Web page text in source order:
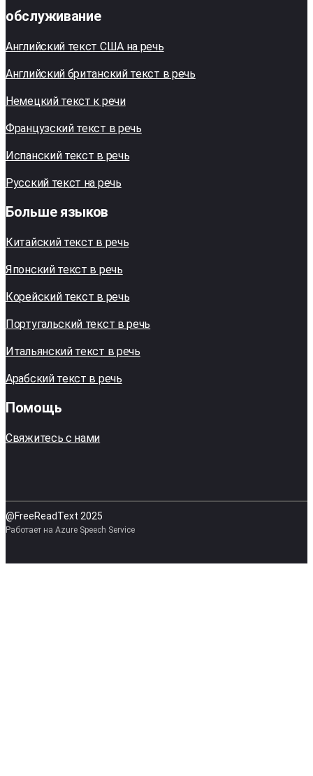
обслуживание
Английский текст США на речь
Английский британский текст в речь
Немецкий текст к речи
Французский текст в речь
Испанский текст в речь
Русский текст на речь
Больше языков
Китайский текст в речь
Японский текст в речь
Корейский текст в речь
Португальский текст в речь
Итальянский текст в речь
Арабский текст в речь
Помощь
Свяжитесь с нами
@FreeReadText 2025
Работает на Azure Speech Service